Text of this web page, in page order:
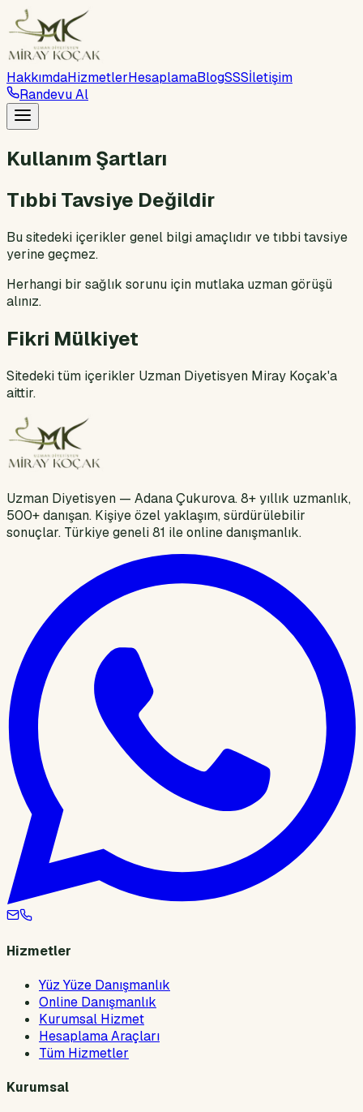
HakkımdaHizmetlerHesaplamaBlogSSSİletişim
Randevu Al
Kullanım Şartları
Tıbbi Tavsiye Değildir
Bu sitedeki içerikler genel bilgi amaçlıdır ve tıbbi tavsiye
yerine geçmez.
Herhangi bir sağlık sorunu için mutlaka uzman görüşü
alınız.
Fikri Mülkiyet
Sitedeki tüm içerikler Uzman Diyetisyen Miray Koçak'a
aittir.
Uzman Diyetisyen — Adana Çukurova. 8+ yıllık uzmanlık,
500+ danışan. Kişiye özel yaklaşım, sürdürülebilir
sonuçlar. Türkiye geneli 81 ile online danışmanlık.
Hizmetler
Yüz Yüze Danışmanlık
Online Danışmanlık
Kurumsal Hizmet
Hesaplama Araçları
Tüm Hizmetler
Kurumsal